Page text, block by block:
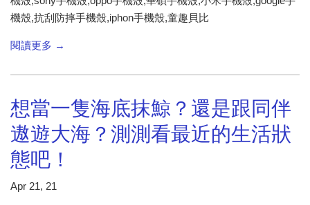
機殼,抗刮防摔手機殼,iphon手機殼,童趣貝比
閱讀更多 →
想當一隻海底抹鯨？還是跟同伴
遨遊大海？測測看最近的生活狀
態吧！
Apr 21, 21